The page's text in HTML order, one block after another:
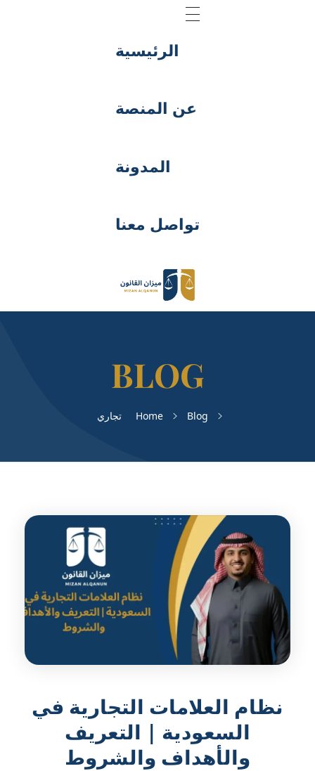
الرئيسية
عن المنصة
المدونة
تواصل معنا
Home Blog تجاري
نظام العلامات التجارية في
السعودية | التعريف
والأهداف والشروط